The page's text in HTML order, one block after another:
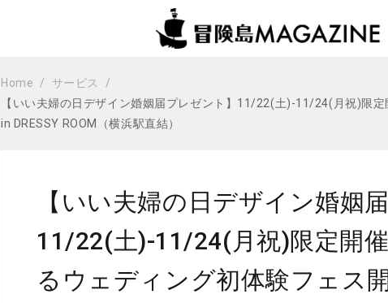
Home
サービス
【いい夫婦の日デザイン婚姻届プレゼント】11/22(土)-11/24(月祝)限
in DRESSY ROOM（横浜駅直結）
【いい夫婦の日デザイン婚姻
11/22(土)-11/24(月祝)限定開
るウェディング初体験フェス